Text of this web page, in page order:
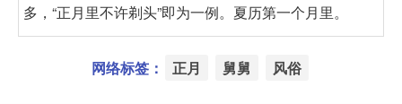
多，“正月里不许剃头”即为一例。夏历第一个月里。
网络标签： 正月 舅舅 风俗